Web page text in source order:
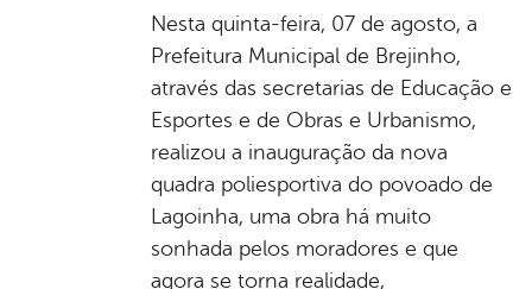
Nesta quinta-feira, 07 de agosto, a
Prefeitura Municipal de Brejinho,
através das secretarias de Educação e
Esportes e de Obras e Urbanismo,
realizou a inauguração da nova
quadra poliesportiva do povoado de
Lagoinha, uma obra há muito
sonhada pelos moradores e que
agora se torna realidade,